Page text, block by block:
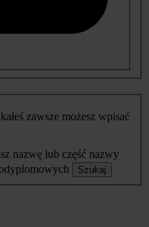
zawsze możesz wpisać
nazwę lub część nazwy
Szukaj